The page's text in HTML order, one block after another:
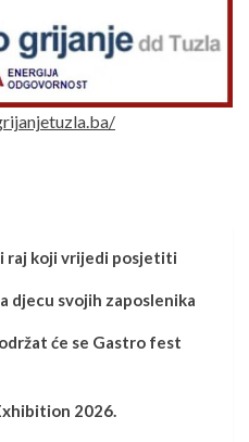
raj koji vrijedi posjetiti
djecu svojih zaposlenika
će se Gastro fest
2026.